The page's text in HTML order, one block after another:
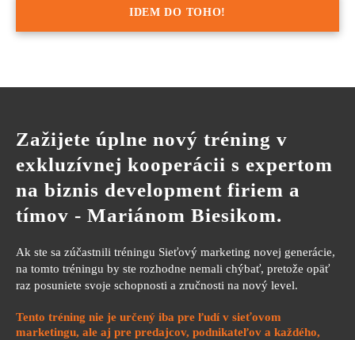
IDEM DO TOHO!
Zažijete úplne nový tréning v
exkluzívnej kooperácii s expertom
na biznis development firiem a
tímov - Mariánom Biesikom.
Ak ste sa zúčastnili tréningu Sieťový marketing novej generácie,
na tomto tréningu by ste rozhodne nemali chýbať, pretože opäť
raz posuniete svoje schopnosti a zručnosti na nový level.
Tento tréning nie je určený iba pre ľudí v sieťovom
marketingu, ale aj pre predajcov, podnikateľov a každého,